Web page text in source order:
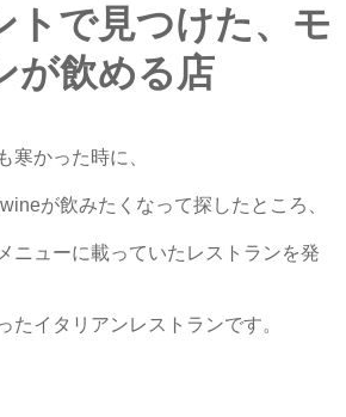
トで見つけた、モ
が飲める店
寒かった時に、
が飲みたくなって探したところ、
ニューに載っていたレストランを発
たイタリアンレストランです。